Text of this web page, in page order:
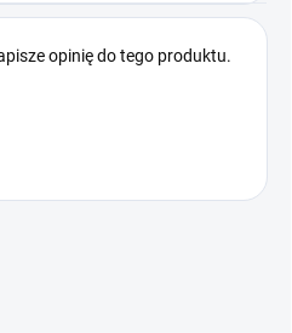
opinię do tego produktu.